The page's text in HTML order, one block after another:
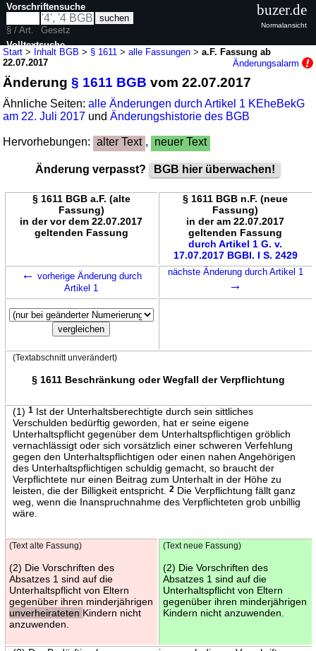
Start > Inhalt BGB > § 1611 >alle Fassungen >a.F. Fassung ab
22.07.2017
Änderungsalarm
Änderung§ 1611 BGB vom 22.07.2017
Ähnliche Seiten:alle Änderungen durch Artikel 1 KEheBekG
am 22. Juli 2017 undÄnderungshistorie des BGB
Hervorhebungen: alter Text , neuer Text
Änderung verpasst? BGB hier überwachen!
§ 1611 BGB a.F. (alte
Fassung)
in der vor dem 22.07.2017
geltenden Fassung
§ 1611 BGB n.F. (neue
Fassung)
in der am 22.07.2017
geltenden Fassung
durch Artikel 1 G. v.
17.07.2017 BGBl. I S. 2429
← vorherige Änderung durch
Artikel 1
nächste Änderung durch Artikel 1
→
(Textabschnitt unverändert)
§ 1611 Beschränkung oder Wegfall der Verpflichtung
(1) 1Ist der Unterhaltsberechtigte durch sein sittliches
Verschulden bedürftig geworden, hat er seine eigene
Unterhaltspflicht gegenüber dem Unterhaltspflichtigen gröblich
vernachlässigt oder sich vorsätzlich einer schweren Verfehlung
gegen den Unterhaltspflichtigen oder einen nahen Angehörigen
des Unterhaltspflichtigen schuldig gemacht, so braucht der
Verpflichtete nur einen Beitrag zum Unterhalt in der Höhe zu
leisten, die der Billigkeit entspricht.
2Die Verpflichtung fällt ganz
weg, wenn die Inanspruchnahme des Verpflichteten grob unbillig
wäre.
(Text alte Fassung)
(2) Die Vorschriften des
Absatzes 1 sind auf die
Unterhaltspflicht von Eltern
gegenüber ihren minderjährigen
unverheirateten Kindern nicht
anzuwenden.
(Text neue Fassung)
(2) Die Vorschriften des
Absatzes 1 sind auf die
Unterhaltspflicht von Eltern
gegenüber ihren minderjährigen
Kindern nicht anzuwenden.
Vorschriftensuche
§ / Art.
Gesetz
Volltextsuche
buzer.de
Normalansicht